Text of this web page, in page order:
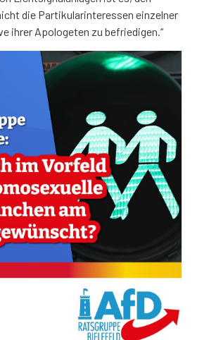
die Partikularinteressen einzelner
ihrer Apologeten zu befriedigen.“